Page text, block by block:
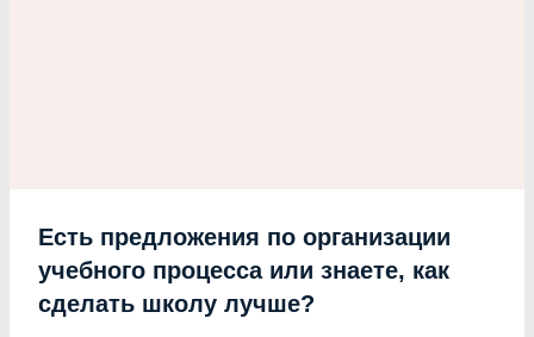
Есть предложения по организации
учебного процесса или знаете, как
сделать школу лучше?